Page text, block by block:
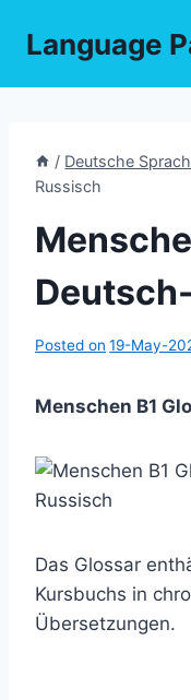
Language
/ Deutsche
Russisch
Posted on 19-May-
Menschen B1
Das Glossar
Kursbuchs in
Übersetzungen.